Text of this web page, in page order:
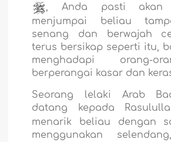
, Anda pasti akan
menjumpai beliau
senang dan berwajah
terus bersikap seperti itu,
menghadapi orang-
berperangai kasar dan
Seorang lelaki Arab
datang kepada
menarik beliau dengan
menggunakan